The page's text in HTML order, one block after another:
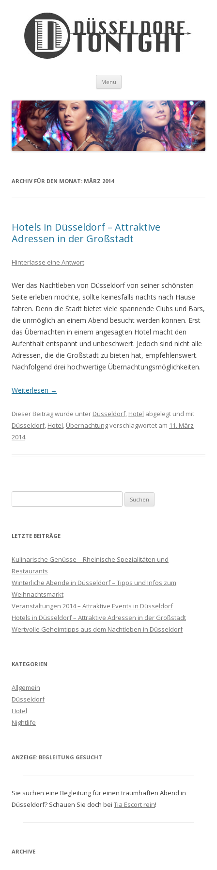
Menü Zum Inhalt springen
ARCHIV FÜR DEN MONAT: MÄRZ 2014
Hotels in Düsseldorf – Attraktive
Adressen in der Großstadt
Hinterlasse eine Antwort
Wer das Nachtleben von Düsseldorf von seiner schönsten
Seite erleben möchte, sollte keinesfalls nachts nach Hause
fahren. Denn die Stadt bietet viele spannende Clubs und Bars,
die unmöglich an einem Abend besucht werden können. Erst
das Übernachten in einem angesagten Hotel macht den
Aufenthalt entspannt und unbeschwert. Jedoch sind nicht alle
Adressen, die die Großstadt zu bieten hat, empfehlenswert.
Nachfolgend drei hochwertige Übernachtungsmöglichkeiten.
Weiterlesen →
Dieser Beitrag wurde unter Düsseldorf, Hotel abgelegt und mit
Düsseldorf, Hotel, Übernachtungverschlagwortet am 11. März
2014.
LETZTE BEITRÄGE
Kulinarische Genüsse – Rheinische Spezialitäten und
Restaurants
Winterliche Abende in Düsseldorf – Tipps und Infos zum
Weihnachtsmarkt
Veranstaltungen 2014 – Attraktive Events in Düsseldorf
Hotels in Düsseldorf – Attraktive Adressen in der Großstadt
Wertvolle Geheimtipps aus dem Nachtleben in Düsseldorf
KATEGORIEN
Allgemein
Düsseldorf
Hotel
Nightlife
ANZEIGE: BEGLEITUNG GESUCHT
Sie suchen eine Begleitung für einen traumhaften Abend in
Düsseldorf? Schauen Sie doch bei Tia Escort rein!
ARCHIVE